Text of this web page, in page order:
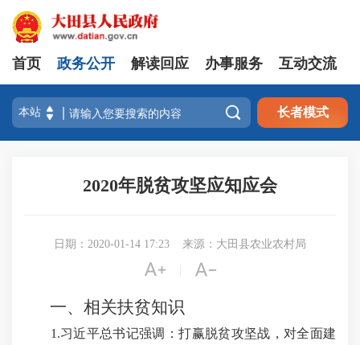
首页 政务公开 解读回应 办事服务 互动交流
 长者模式
2020年脱贫攻坚应知应会
日期：2020-01-14 17:23 来源：大田县农业农村局
 
一、相关扶贫知识
1.习近平总书记强调：打赢脱贫攻坚战，对全面建